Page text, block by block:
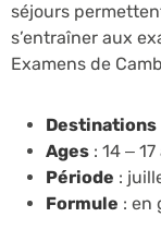
séjours
s’entraîner aux
Examens de
Destinations
Ages : 14 –
Période :
Formule : en